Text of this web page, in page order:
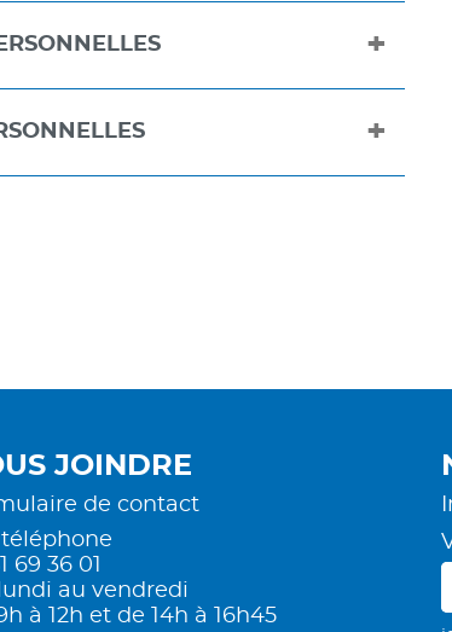
JOINDRE
de contact
téléphone
69 36 01
au vendredi
à 12h et de 14h à 16h45